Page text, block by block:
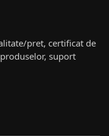
pret, certificat de
suport